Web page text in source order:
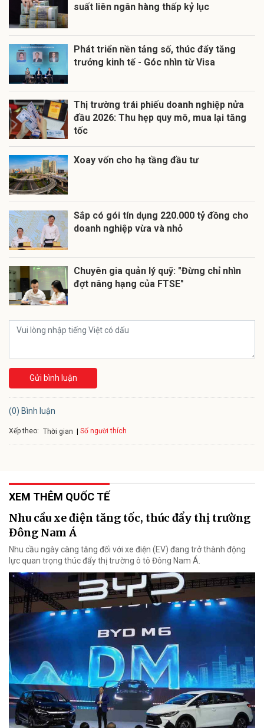
suất liên ngân hàng thấp kỷ lục
Phát triển nền tảng số, thúc đẩy tăng
trưởng kinh tế - Góc nhìn từ Visa
Thị trường trái phiếu doanh nghiệp nửa
đầu 2026: Thu hẹp quy mô, mua lại tăng
tốc
Xoay vốn cho hạ tầng đầu tư
Sắp có gói tín dụng 220.000 tỷ đồng cho
doanh nghiệp vừa và nhỏ
Chuyên gia quản lý quỹ: "Đừng chỉ nhìn
đợt nâng hạng của FTSE"
Gửi bình luận
(0) Bình luận
Xếp theo: Thời gian Số người thích
XEM THÊM QUỐC TẾ
Nhu cầu xe điện tăng tốc, thúc đẩy thị trường
Đông Nam Á
Nhu cầu ngày càng tăng đối với xe điện (EV) đang trở thành động
lực quan trọng thúc đẩy thị trường ô tô Đông Nam Á.